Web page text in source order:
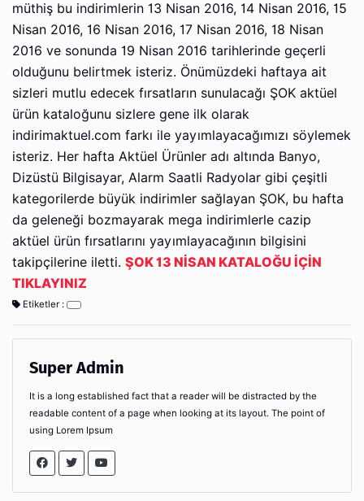
müthiş bu indirimlerin 13 Nisan 2016, 14 Nisan 2016, 15
Nisan 2016, 16 Nisan 2016, 17 Nisan 2016, 18 Nisan
2016 ve sonunda 19 Nisan 2016 tarihlerinde geçerli
olduğunu belirtmek isteriz. Önümüzdeki haftaya ait
sizleri mutlu edecek fırsatların sunulacağı ŞOK aktüel
ürün kataloğunu sizlere gene ilk olarak
indirimaktuel.com farkı ile yayımlayacağımızı söylemek
isteriz. Her hafta Aktüel Ürünler adı altında Banyo,
Dizüstü Bilgisayar, Alarm Saatli Radyolar gibi çeşitli
kategorilerde büyük indirimler sağlayan ŞOK, bu hafta
da geleneği bozmayarak mega indirimlerle cazip
aktüel ürün fırsatlarını yayımlayacağının bilgisini
takipçilerine iletti. ŞOK 13 NİSAN KATALOĞU İÇİN
TIKLAYINIZ
Etiketler :
Super Admin
It is a long established fact that a reader will be distracted by the
readable content of a page when looking at its layout. The point of
using Lorem Ipsum